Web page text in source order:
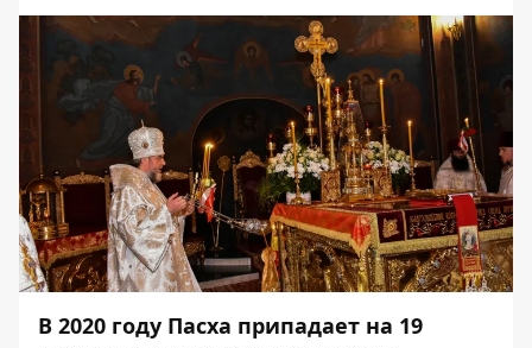
В 2020 году Пасха припадает на 19